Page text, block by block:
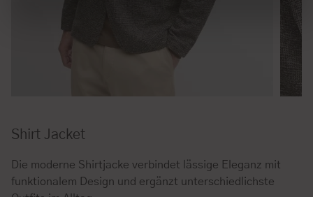
Shirt Jacket
Die moderne Shirtjacke verbindet lässige Eleganz mit
funktionalem Design und ergänzt unterschiedlichste